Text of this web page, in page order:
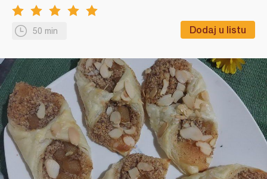
50 min Dodaj u listu